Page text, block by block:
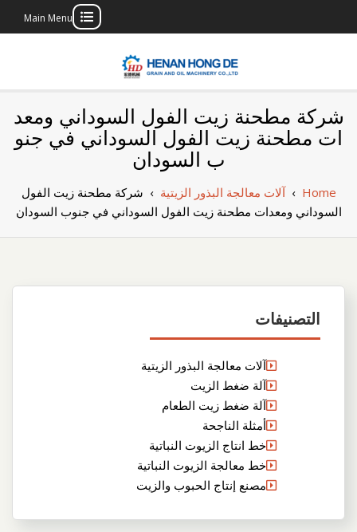
Main Menu
بناء مصنع إنتاج
الزيوت النباتية
الخاص بك
شركة مطحنة زيت الفول السوداني ومعد
ات مطحنة زيت الفول السوداني في جنو
ب السودان
Home
›آلات معالجة البذور الزيتية › شركة مطحنة زيت الفول
السوداني ومعدات مطحنة زيت الفول السوداني في جنوب السودان
التصنيفات
آلات معالجة البذور الزيتية
آلة ضغط الزيت
آلة ضغط زيت الطعام
أمثلة الناجحة
خط انتاج الزيوت النباتية
خط معالجة الزيوت النباتية
مصنع إنتاج الحبوب والزيت